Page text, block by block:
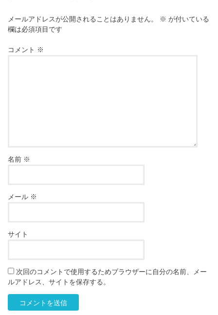
メールアドレスが公開されることはありません。 ※ が付いている
欄は必須項目です
コメント ※
名前 ※
メール ※
サイト
次回のコメントで使用するためブラウザーに自分の名前、メー
ルアドレス、サイトを保存する。